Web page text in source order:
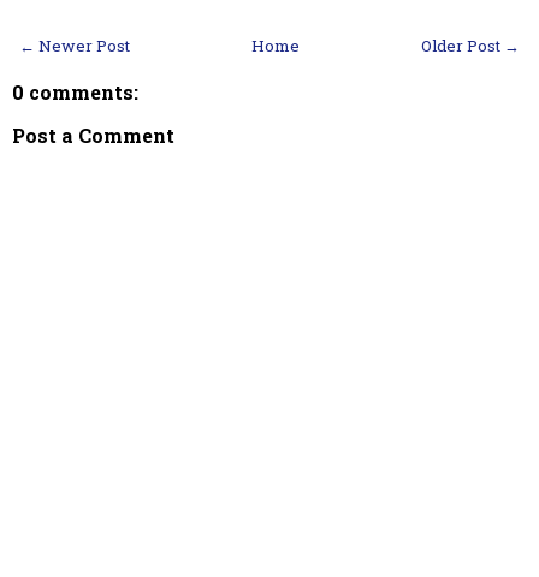
← Newer Post Older Post →
Home
0 comments:
Post a Comment